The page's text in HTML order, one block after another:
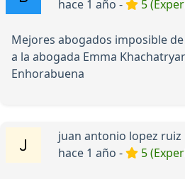
hace 1 año - 5
Mejores abogados imposible
a la abogada Emma
Enhorabuena
juan antonio lopez ruiz
hace 1 año -
5